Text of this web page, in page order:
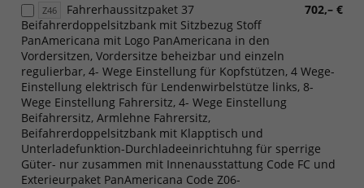
Z46 702,– €
Fahrerhaussitzpaket 37
Beifahrerdoppelsitzbank mit Sitzbezug Stoff
PanAmericana mit Logo PanAmericana in den
Vordersitzen, Vordersitze beheizbar und einzeln
regulierbar, 4- Wege Einstellung für Kopfstützen, 4 Wege-
Einstellung elektrisch für Lendenwirbelstütze links, 8-
Wege Einstellung Fahrersitz, 4- Wege Einstellung
Beifahrersitz, Armlehne Fahrersitz,
Beifahrerdoppelsitzbank mit Klapptisch und
Unterladefunktion-Durchladeeinrichtuhng für sperrige
Güter- nur zusammen mit Innenausstattung Code FC und
Exterieurpaket PanAmericana Code Z06-